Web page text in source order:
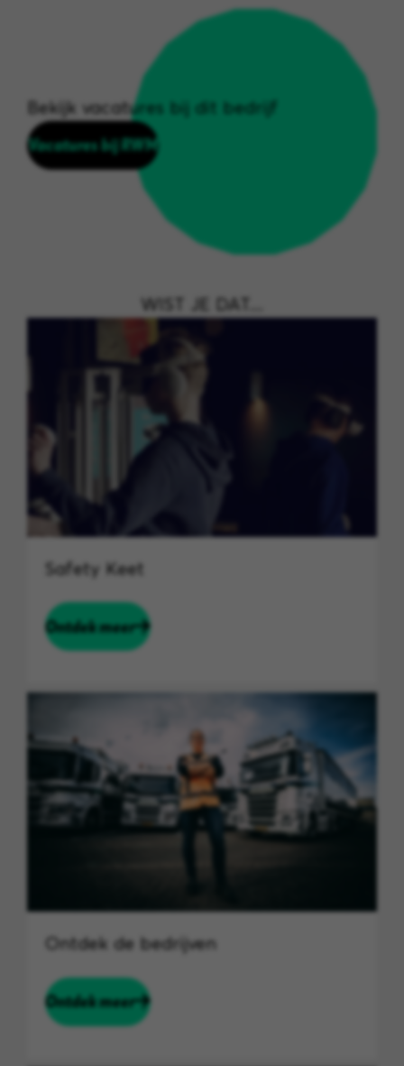
Bekijk vacatures bij dit bedrijf
Vacatures bij RWM
WIST JE DAT....
Safety Keet
Ontdek meer
Ontdek de bedrijven
Ontdek meer